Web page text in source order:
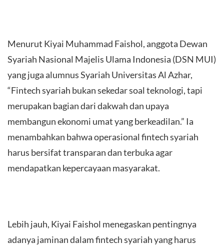
Menurut Kiyai Muhammad Faishol, anggota Dewan
Syariah Nasional Majelis Ulama Indonesia (DSN MUI)
yang juga alumnus Syariah Universitas Al Azhar,
“Fintech syariah bukan sekedar soal teknologi, tapi
merupakan bagian dari dakwah dan upaya
membangun ekonomi umat yang berkeadilan.” Ia
menambahkan bahwa operasional fintech syariah
harus bersifat transparan dan terbuka agar
mendapatkan kepercayaan masyarakat.
Lebih jauh, Kiyai Faishol menegaskan pentingnya
adanya jaminan dalam fintech syariah yang harus